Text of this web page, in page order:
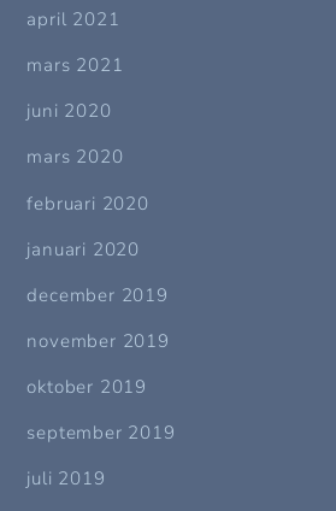
april 2021
mars 2021
juni 2020
mars 2020
februari 2020
januari 2020
december 2019
november 2019
oktober 2019
september 2019
juli 2019